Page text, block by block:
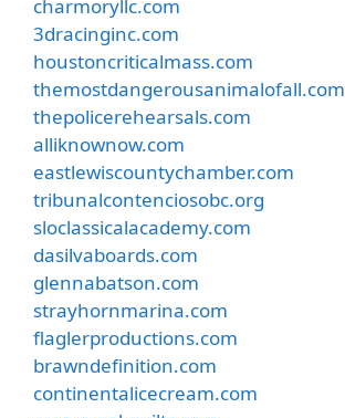
charmoryllc.com
3dracinginc.com
houstoncriticalmass.com
themostdangerousanimalofall.com
thepolicerehearsals.com
alliknownow.com
eastlewiscountychamber.com
tribunalcontenciosobc.org
sloclassicalacademy.com
dasilvaboards.com
glennabatson.com
strayhornmarina.com
flaglerproductions.com
brawndefinition.com
continentalicecream.com